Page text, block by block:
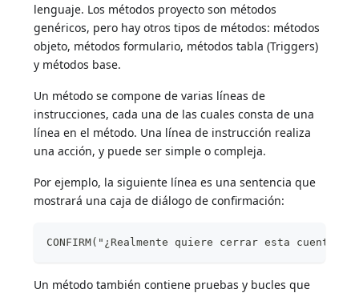
lenguaje. Los métodos proyecto son métodos
genéricos, pero hay otros tipos de métodos: métodos
objeto, métodos formulario, métodos tabla (Triggers)
y métodos base.
Un método se compone de varias líneas de
instrucciones, cada una de las cuales consta de una
línea en el método. Una línea de instrucción realiza
una acción, y puede ser simple o compleja.
Por ejemplo, la siguiente línea es una sentencia que
mostrará una caja de diálogo de confirmación:
CONFIRM("¿Realmente quiere cerrar esta
Un método también contiene pruebas y bucles que